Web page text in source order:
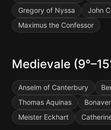
Gregory of Nyssa
John
Maximus the Confessor
Medievale
Anselm of Canterbury
Thomas Aquinas
Meister Eckhart